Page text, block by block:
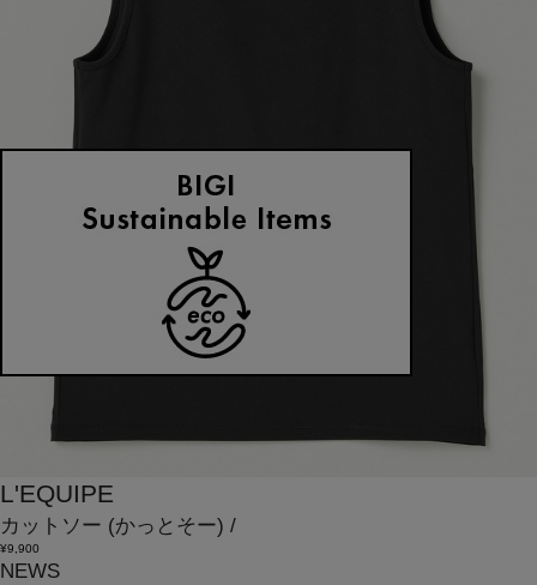
L'EQUIPE
カットソー (かっとそー) /
¥9,900
NEWS